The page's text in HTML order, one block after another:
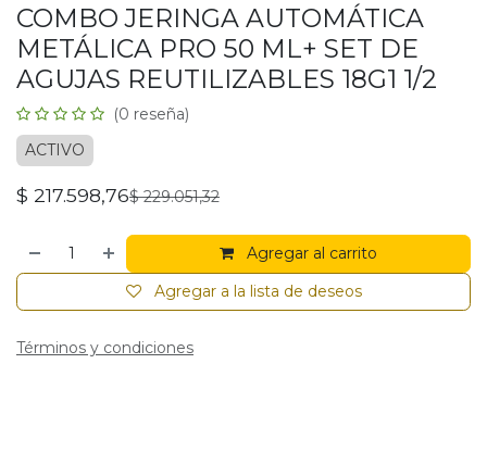
COMBO JERINGA AUTOMÁTICA
METÁLICA PRO 50 ML+ SET DE
AGUJAS REUTILIZABLES 18G1 1/2
(0 reseña)
ACTIVO
$ 217.598,76$229.051,32
Agregar al carrito
Agregar a la lista de deseos
Términos y condiciones